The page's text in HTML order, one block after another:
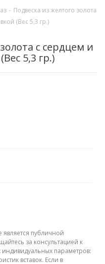
- Подвеска из желтого золота
(Вес 5,3 гр.)
с сердцем и
5,3 гр.)
публичной
за консультацией к
параметров:
вставок. Если в